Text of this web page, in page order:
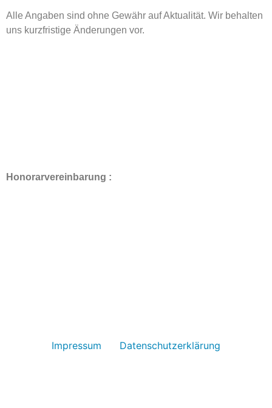
Alle Angaben sind ohne Gewähr auf Aktualität. Wir behalten
uns kurzfristige Änderungen vor.
Honorarvereinbarung :
Impressum Datenschutzerklärung